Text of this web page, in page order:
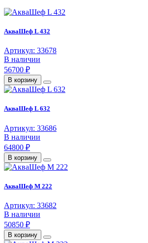
АкваШеф L 432
Артикул: 33678
В наличии
56700 ₽
В корзину
АкваШеф L 632
Артикул: 33686
В наличии
64800 ₽
В корзину
АкваШеф M 222
Артикул: 33682
В наличии
50850 ₽
В корзину